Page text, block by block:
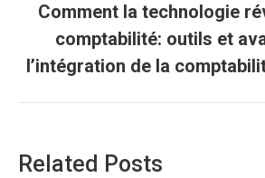
Article
suivant
Comment la technologie
comptabilité: outils et
l’intégration de la
Related Posts